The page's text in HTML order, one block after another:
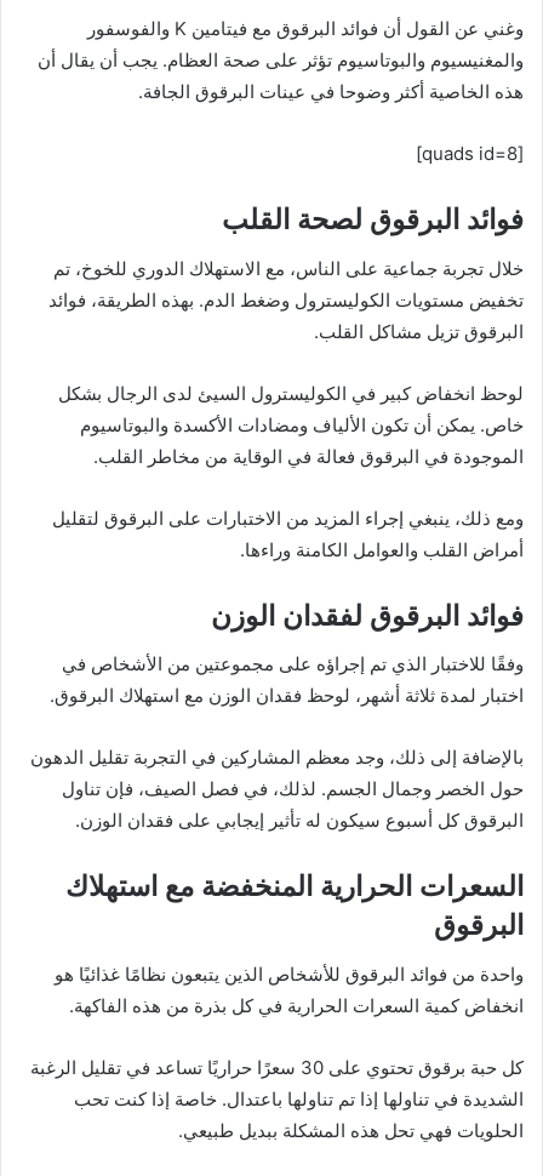
وغني عن القول أن فوائد البرقوق مع فيتامين K والفوسفور
والمغنيسيوم والبوتاسيوم تؤثر على صحة العظام. يجب أن يقال أن
هذه الخاصية أكثر وضوحا في عينات البرقوق الجافة.
[quads id=8]
فوائد البرقوق لصحة القلب
خلال تجربة جماعية على الناس، مع الاستهلاك الدوري للخوخ، تم
تخفيض مستويات الكوليسترول وضغط الدم. بهذه الطريقة، فوائد
البرقوق تزيل مشاكل القلب.
لوحظ انخفاض كبير في الكوليسترول السيئ لدى الرجال بشكل
خاص. يمكن أن تكون الألياف ومضادات الأكسدة والبوتاسيوم
الموجودة في البرقوق فعالة في الوقاية من مخاطر القلب.
ومع ذلك، ينبغي إجراء المزيد من الاختبارات على البرقوق لتقليل
أمراض القلب والعوامل الكامنة وراءها.
فوائد البرقوق لفقدان الوزن
وفقًا للاختبار الذي تم إجراؤه على مجموعتين من الأشخاص في
اختبار لمدة ثلاثة أشهر، لوحظ فقدان الوزن مع استهلاك البرقوق.
بالإضافة إلى ذلك، وجد معظم المشاركين في التجربة تقليل الدهون
حول الخصر وجمال الجسم. لذلك، في فصل الصيف، فإن تناول
البرقوق كل أسبوع سيكون له تأثير إيجابي على فقدان الوزن.
السعرات الحرارية المنخفضة مع استهلاك
البرقوق
واحدة من فوائد البرقوق للأشخاص الذين يتبعون نظامًا غذائيًا هو
انخفاض كمية السعرات الحرارية في كل بذرة من هذه الفاكهة.
كل حبة برقوق تحتوي على 30 سعرًا حراريًا تساعد في تقليل الرغبة
الشديدة في تناولها إذا تم تناولها باعتدال. خاصة إذا كنت تحب
الحلويات فهي تحل هذه المشكلة ببديل طبيعي.